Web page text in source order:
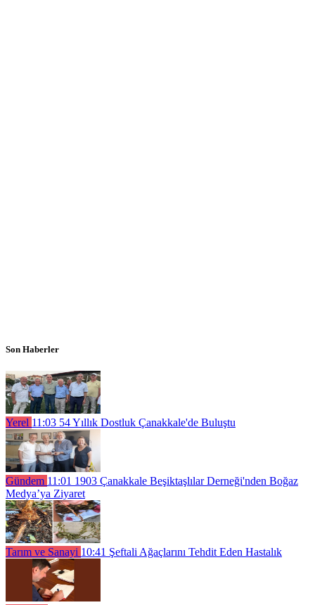
Son Haberler
Yerel 11:03 54 Yıllık Dostluk Çanakkale'de Buluştu
Gündem 11:01 1903 Çanakkale Beşiktaşlılar Derneği'nden Boğaz
Medya’ya Ziyaret
Tarım ve Sanayi 10:41 Şeftali Ağaçlarını Tehdit Eden Hastalık